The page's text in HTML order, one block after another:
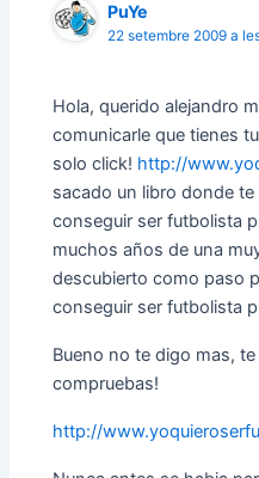
PuYe
22 setembre 2009 a
Hola, querido alejandro
comunicarle que tienes
solo click! http://
sacado un libro donde
conseguir ser futbolista
muchos años de una
descubierto como paso
conseguir ser futbolista
Bueno no te digo mas,
compruebas!
http://